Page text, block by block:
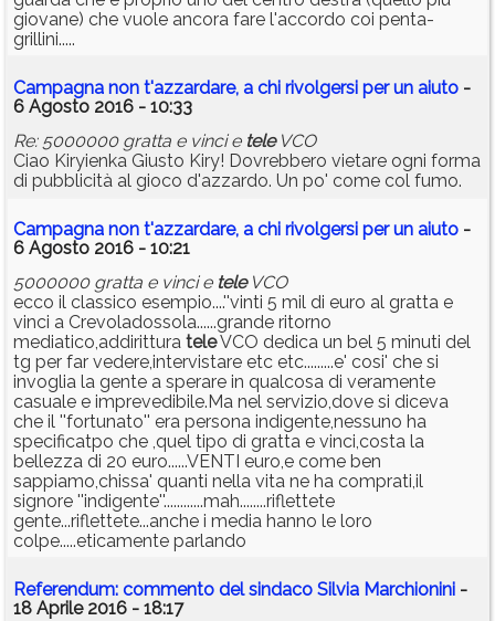
giovane) che vuole ancora fare l'accordo coi penta-
grillini.....
Campagna non t'azzardare, a chi rivolgersi per un aiuto -
6 Agosto 2016 - 10:33
Re: 5000000 gratta e vinci e teleVCO
Ciao Kiryienka Giusto Kiry! Dovrebbero vietare ogni forma
di pubblicità al gioco d'azzardo. Un po' come col fumo.
Campagna non t'azzardare, a chi rivolgersi per un aiuto -
6 Agosto 2016 - 10:21
5000000 gratta e vinci e teleVCO
ecco il classico esempio....''vinti 5 mil di euro al gratta e
vinci a Crevoladossola......grande ritorno
mediatico,addirittura teleVCO dedica un bel 5 minuti del
tg per far vedere,intervistare etc etc.........e' cosi' che si
invoglia la gente a sperare in qualcosa di veramente
casuale e imprevedibile.Ma nel servizio,dove si diceva
che il ''fortunato'' era persona indigente,nessuno ha
specificatpo che ,quel tipo di gratta e vinci,costa la
bellezza di 20 euro......VENTI euro,e come ben
sappiamo,chissa' quanti nella vita ne ha comprati,il
signore ''indigente''............mah........riflettete
gente...riflettete...anche i media hanno le loro
colpe.....eticamente parlando
Referendum: commento del sindaco Silvia Marchionini -
18 Aprile 2016 - 18:17